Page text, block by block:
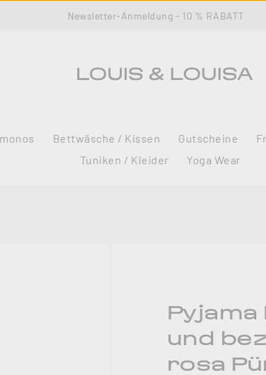
Newsletter-Anmeldung - 10 % RABATT
Bettwäsche / Kissen Gutscheine
Tuniken / Kleider
Yoga Wear
Pyjama
und
rosa